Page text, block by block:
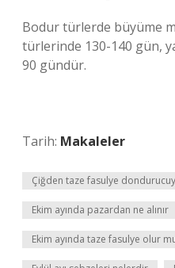
Bodur türlerde büyüme
türlerinde 130-140 gün,
90 gündür.
Tarih: Makaleler
Çiğden taze fasulye
Ekim ayında pazardan ne alınır
Ekim ayında taze fasulye olur